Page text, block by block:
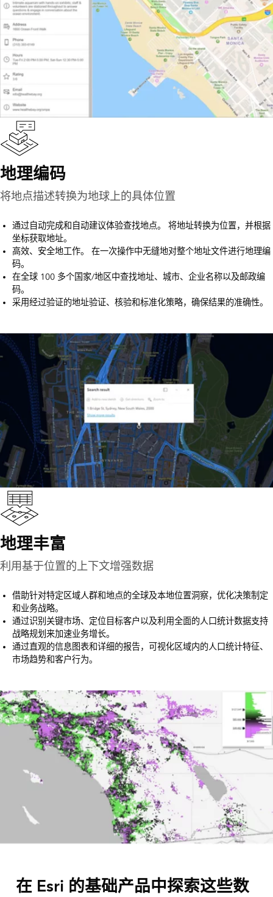
地理编码
将地点描述转换为地球上的具体位置
通过自动完成和自动建议体验查找地点。 将地址转换为位置，并根据
坐标获取地址。
高效、安全地工作。 在一次操作中无缝地对整个地址文件进行地理编
码。
在全球 100 多个国家/地区中查找地址、城市、企业名称以及邮政编
码。
采用经过验证的地址验证、核验和标准化策略，确保结果的准确性。
地理丰富
利用基于位置的上下文增强数据
借助针对特定区域人群和地点的全球及本地位置洞察，优化决策制定
和业务战略。
通过识别关键市场、定位目标客户以及利用全面的人口统计数据支持
战略规划来加速业务增长。
通过直观的信息图表和详细的报告，可视化区域内的人口统计特征、
市场趋势和客户行为。
在 Esri 的基础产品中探索这些数